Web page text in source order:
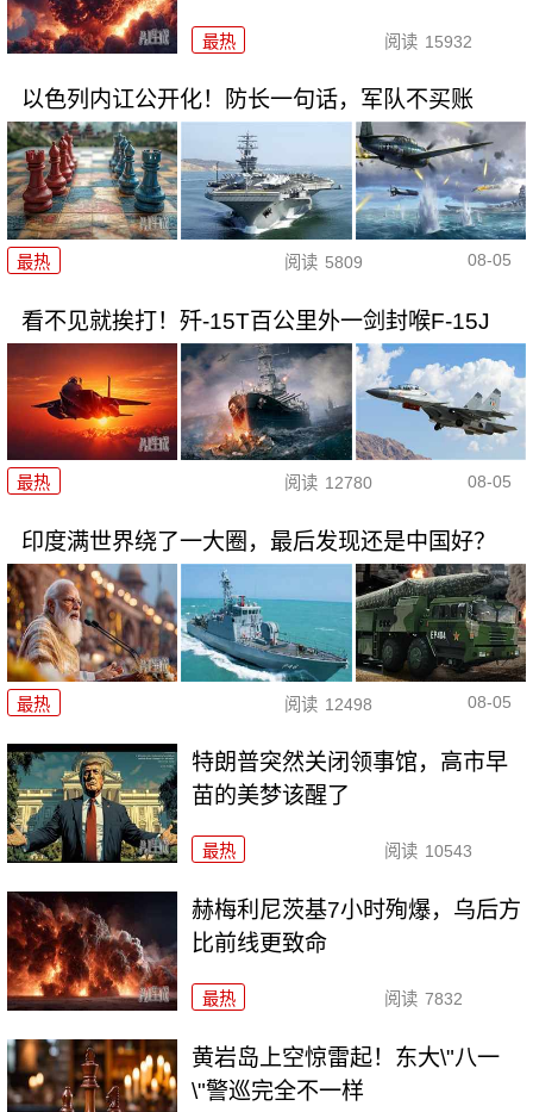
最热 阅读 15932
以色列内讧公开化！防长一句话，军队不买账
最热 阅读 5809 08-05
看不见就挨打！歼-15T百公里外一剑封喉F-15J
最热 阅读 12780 08-05
印度满世界绕了一大圈，最后发现还是中国好？
最热 阅读 12498 08-05
特朗普突然关闭领事馆，高市早
苗的美梦该醒了
最热 阅读 10543
赫梅利尼茨基7小时殉爆，乌后方
比前线更致命
最热 阅读 7832
黄岩岛上空惊雷起！东大\"八一
\"警巡完全不一样